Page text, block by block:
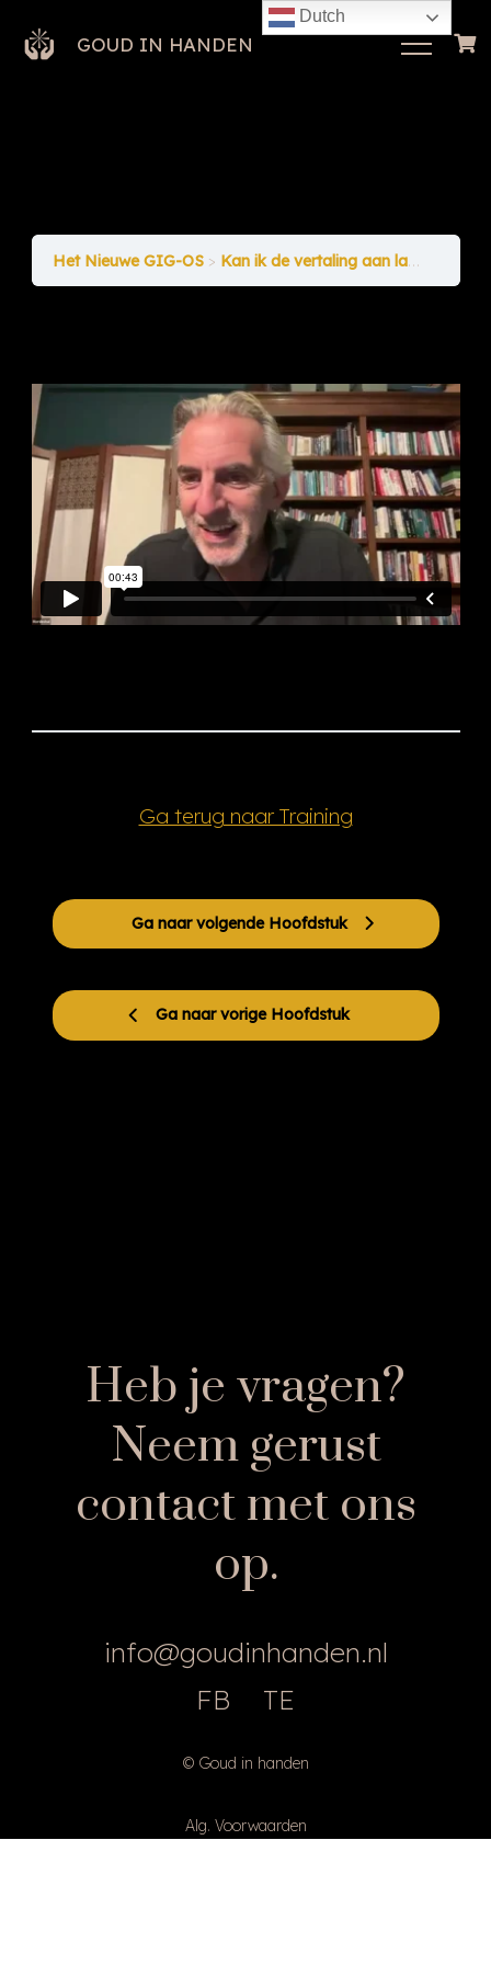
GOUD IN HANDEN
Het Nieuwe GIG-OS Kan ik de vertaling aan laten staan – NEEEEEEE
Ga naar vorige Hoofdstuk
Ga terug naar Training
Ga naar volgende Hoofdstuk
Heb je vragen?
Neem gerust
contact met ons
op.
info@goudinhanden.nl
FB
TE
© Goud in handen
Alg. Voorwaarden
Dutch